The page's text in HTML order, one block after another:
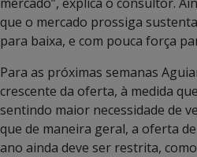
que o mercado prossiga
para baixa, e com pouca força
Para as próximas semanas
crescente da oferta, à medida
sentindo maior necessidade de
que de maneira geral, a oferta
ano ainda deve ser restrita,